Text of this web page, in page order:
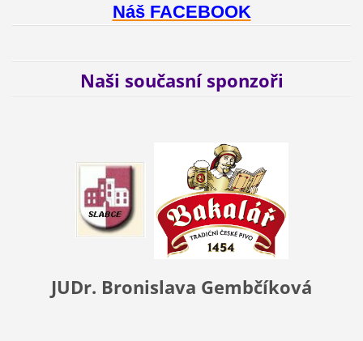
Náš FACEBOOK
Naši současní sponzoři
JUDr. Bronislava Gembčíková